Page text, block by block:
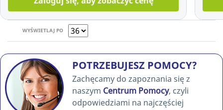
WYŚWIETLAJ PO
POTRZEBUJESZ POMOCY?
Zachęcamy do zapoznania się z
naszym Centrum Pomocy, czyli
odpowiedziami na najczęściej